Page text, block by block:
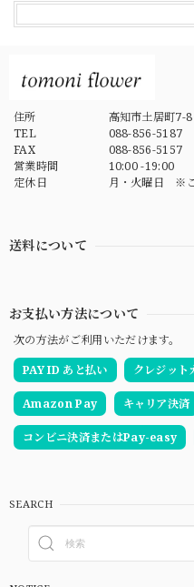
住所
高知市土居町
TEL
088-856-5187
FAX
088-856-5157
営業時間
10:00 -19:00
定休日
月・火曜日 ※
送料について
お支払い方法について
次の方法がご利用いただけます。
PAY ID あと払い
クレジット
Amazon Pay キャリア決済
コンビニ決済またはPay-easy
SEARCH